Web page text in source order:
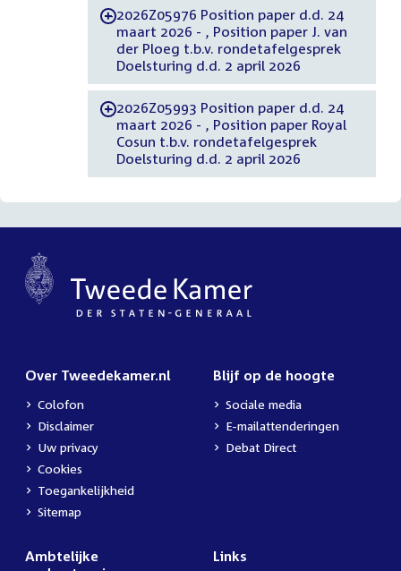
-2026Z05976 Position paper d.d. 24
maart 2026 - , Position paper J. van
der Ploeg t.b.v. rondetafelgesprek
Doelsturing d.d. 2 april 2026
-2026Z05993 Position paper d.d. 24
maart 2026 - , Position paper Royal
Cosun t.b.v. rondetafelgesprek
Doelsturing d.d. 2 april 2026
Over Tweedekamer.nl
Colofon
Disclaimer
Uw privacy
Cookies
Toegankelijkheid
Sitemap
Blijf op de hoogte
Sociale media
E-mailattenderingen
Debat Direct
Ambtelijke
Links